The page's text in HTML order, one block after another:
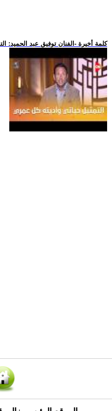
.. كلمة أخيرة -الفنان توفيق عبد الحميد: